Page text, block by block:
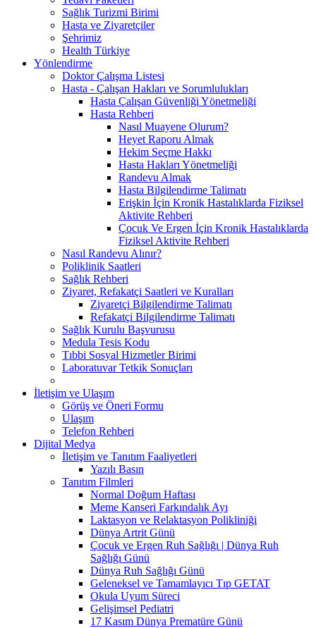
Sağlık Turizmi Birimi
Hasta ve Ziyaretçiler
Şehrimiz
Health Türkiye
Yönlendirme
Doktor Çalışma Listesi
Hasta - Çalışan Hakları ve Sorumlulukları
Hasta Çalışan Güvenliği Yönetmeliği
Hasta Rehberi
Nasıl Muayene Olurum?
Heyet Raporu Almak
Hekim Seçme Hakkı
Hasta Hakları Yönetmeliği
Randevu Almak
Hasta Bilgilendirme Talimatı
Erişkin İçin Kronik Hastalıklarda Fiziksel
Aktivite Rehberi
Çocuk Ve Ergen İçin Kronik Hastalıklarda
Fiziksel Aktivite Rehberi
Nasıl Randevu Alınır?
Poliklinik Saatleri
Sağlık Rehberi
Ziyaret, Refakatçi Saatleri ve Kuralları
Ziyaretçi Bilgilendirme Talimatı
Refakatçi Bilgilendirme Talimatı
Sağlık Kurulu Başvurusu
Medula Tesis Kodu
Tıbbi Sosyal Hizmetler Birimi
Laboratuvar Tetkik Sonuçları
İletişim ve Ulaşım
Görüş ve Öneri Formu
Ulaşım
Telefon Rehberi
Dijital Medya
İletişim ve Tanıtım Faaliyetleri
Yazılı Basın
Tanıtım Filmleri
Normal Doğum Haftası
Meme Kanseri Farkındalık Ayı
Laktasyon ve Relaktasyon Polikliniği
Dünya Artrit Günü
Çocuk ve Ergen Ruh Sağlığı | Dünya Ruh
Sağlığı Günü
Dünya Ruh Sağlığı Günü
Geleneksel ve Tamamlayıcı Tıp GETAT
Okula Uyum Süreci
Gelişimsel Pediatri
17 Kasım Dünya Prematüre Günü